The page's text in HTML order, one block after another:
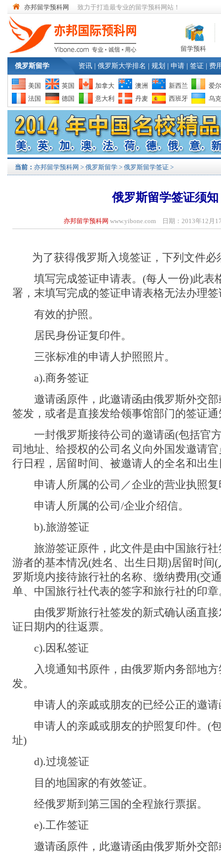
亦邦留学预科网 致力于打造最专业的留学预科网站！
留学预科
俄罗斯留学 资讯 俄罗斯大学排名 规划 申请 签证 费
美国 英国 加拿大 澳洲 新西兰
爱
法国
德国 意大利 丹麦 西班牙 乌
当前： 亦邦留学预科网 > 俄罗斯留学 > 俄罗斯留学签证 >
俄罗斯留学签证须知
亦邦留学预科网 www.yibone.com 日期：2013年12月
为了获得俄罗斯入境签证，下列文件必
填写完成签证申请表。(每人一份)此表
署，末填写完成的签证申请表格无法办理
有效的护照。
居民身份证复印件。
三张标准的申请人护照照片。
a).商务签证
邀请函原件，此邀请函由俄罗斯外交部
签发，或者是直接发给领事馆部门的签证
一封俄罗斯接待公司的邀请函(包括官
司地址、给授权的公司名义向外国发邀请
行日程，居留时间、被邀请人的全名和出
申请人所属的公司／企业的营业执照复
申请人所属的公司/企业介绍信。
b).旅游签证
旅游签证原件，此文件是由中国旅行社
游者的基本情况(姓名、出生日期)居留时间
罗斯境内接待旅行社的名称、缴纳费用(交
单、中国旅行社代表的签字和旅行社的印章
由俄罗斯旅行社签发的新式确认函直接
证日期内的往返票。
c).因私签证
入境通知书原件，由俄罗斯内务部地方
发。
申请人的亲戚或朋友的已经公正的邀请
申请人的亲戚或朋友的护照复印件。(
址)
d).过境签证
目的地国家的有效签证。
经俄罗斯到第三国的全程旅行票据。
e).工作签证
邀请函原件，此邀请函由俄罗斯外交部